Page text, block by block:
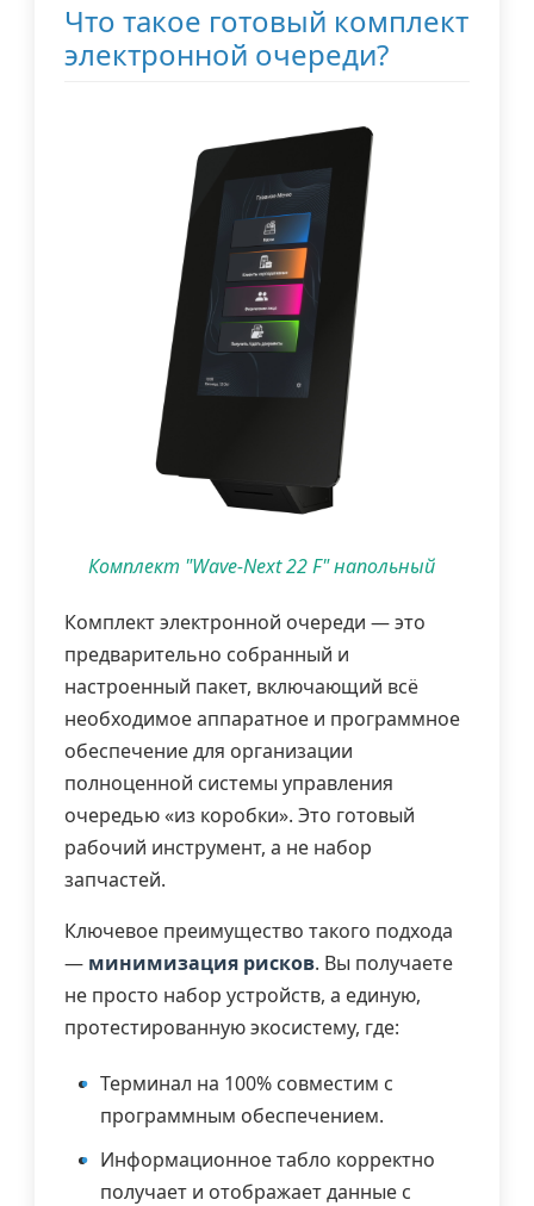
Что такое готовый комплект
электронной очереди?
Комплект "Wave-Next 22 F" напольный
Комплект электронной очереди — это
предварительно собранный и
настроенный пакет, включающий всё
необходимое аппаратное и программное
обеспечение для организации
полноценной системы управления
очередью «из коробки». Это готовый
рабочий инструмент, а не набор
запчастей.
Ключевое преимущество такого подхода
— минимизация рисков. Вы получаете
не просто набор устройств, а единую,
протестированную экосистему, где:
Терминал на 100% совместим с
программным обеспечением.
Информационное табло корректно
получает и отображает данные с